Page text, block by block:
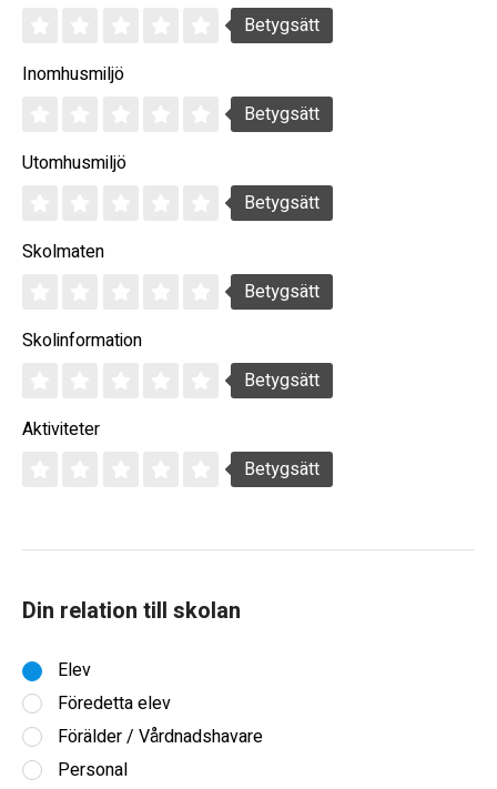
Betygsätt
Inomhusmiljö
Betygsätt
Utomhusmiljö
Betygsätt
Skolmaten
Betygsätt
Skolinformation
Betygsätt
Aktiviteter
Betygsätt
Din relation till skolan
Elev
Föredetta elev
Förälder / Vårdnadshavare
Personal